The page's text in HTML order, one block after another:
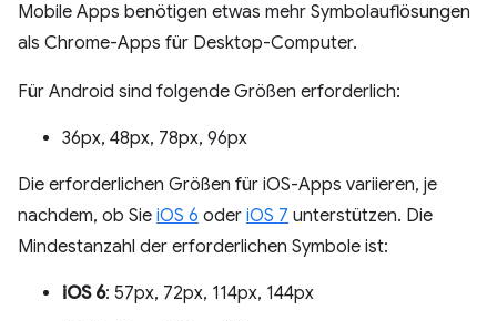
Mobile Apps benötigen etwas mehr Symbolauflösungen
als Chrome-Apps für Desktop-Computer.
Für Android sind folgende Größen erforderlich:
36px, 48px, 78px, 96px
Die erforderlichen Größen für iOS-Apps variieren, je
nachdem, ob Sie iOS 6 oder iOS 7 unterstützen. Die
Mindestanzahl der erforderlichen Symbole ist:
iOS 6: 57px, 72px, 114px, 144px